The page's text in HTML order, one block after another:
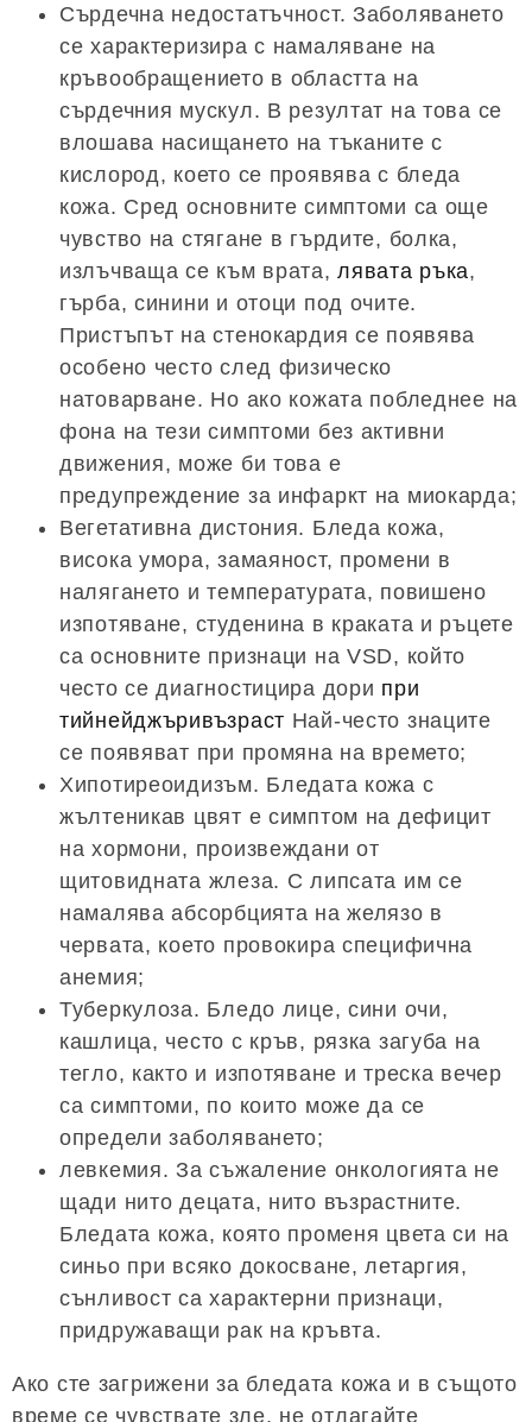
Сърдечна недостатъчност. Заболяването
се характеризира с намаляване на
кръвообращението в областта на
сърдечния мускул. В резултат на това се
влошава насищането на тъканите с
кислород, което се проявява с бледа
кожа. Сред основните симптоми са още
чувство на стягане в гърдите, болка,
излъчваща се към врата,лявата ръка,
гърба, синини и отоци под очите.
Пристъпът на стенокардия се появява
особено често след физическо
натоварване. Но ако кожата побледнее на
фона на тези симптоми без активни
движения, може би това е
предупреждение за инфаркт на миокарда;
Вегетативна дистония. Бледа кожа,
висока умора, замаяност, промени в
налягането и температурата, повишено
изпотяване, студенина в краката и ръцете
са основните признаци на VSD, който
често се диагностицира дори при
тийнейджъривъзраст Най-често знаците
се появяват при промяна на времето;
Хипотиреоидизъм. Бледата кожа с
жълтеникав цвят е симптом на дефицит
на хормони, произвеждани от
щитовидната жлеза. С липсата им се
намалява абсорбцията на желязо в
червата, което провокира специфична
анемия;
Туберкулоза. Бледо лице, сини очи,
кашлица, често с кръв, рязка загуба на
тегло, както и изпотяване и треска вечер
са симптоми, по които може да се
определи заболяването;
левкемия. За съжаление онкологията не
щади нито децата, нито възрастните.
Бледата кожа, която променя цвета си на
синьо при всяко докосване, летаргия,
сънливост са характерни признаци,
придружаващи рак на кръвта.
Ако сте загрижени за бледата кожа и в същото
време се чувствате зле, не отлагайте